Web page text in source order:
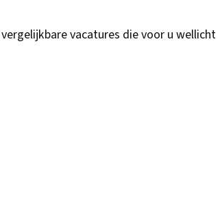
vacatures die voor u wellicht